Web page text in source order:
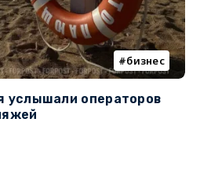
бизнес
услышали операторов